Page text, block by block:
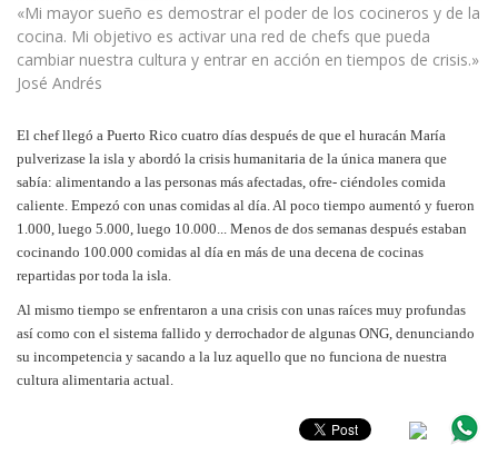
«Mi mayor sueño es demostrar el poder de los cocineros y de la
cocina. Mi objetivo es activar una red de chefs que pueda
cambiar nuestra cultura y entrar en acción en tiempos de crisis.»
José Andrés
El chef llegó a Puerto Rico cuatro días después de que el huracán María
pulverizase la isla y abordó la crisis humanitaria de la única manera que
sabía: alimentando a las personas más afectadas, ofre- ciéndoles comida
caliente. Empezó con unas comidas al día. Al poco tiempo aumentó y fueron
1.000, luego 5.000, luego 10.000... Menos de dos semanas después estaban
cocinando 100.000 comidas al día en más de una decena de cocinas
repartidas por toda la isla.
Al mismo tiempo se enfrentaron a una crisis con unas raíces muy profundas
así como con el sistema fallido y derrochador de algunas ONG, denunciando
su incompetencia y sacando a la luz aquello que no funciona de nuestra
cultura alimentaria actual.